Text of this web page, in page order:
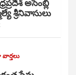
అసెంబ్లీ
శ్రీనివాసులు